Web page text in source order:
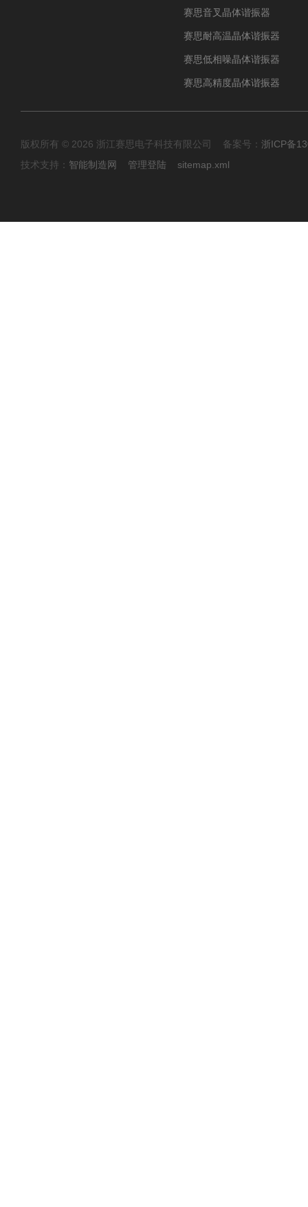
赛思音叉晶体谐振器
赛思耐高温晶体谐振器
赛思低相噪晶体谐振器
赛思高精度晶体谐振器
版权所有 © 2026 浙江赛思电子科技有限公司 备案号： 浙ICP备
技术支持： 智能制造网 管理登陆 sitemap.xml